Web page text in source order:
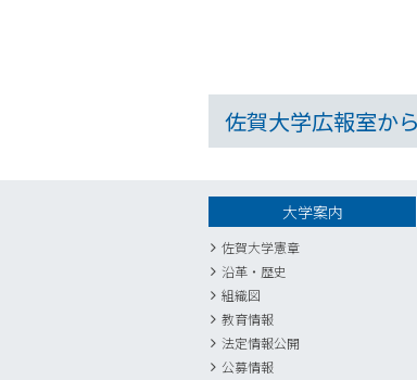
佐賀大学広報室か
大学案内
佐賀大学憲章
沿革・歴史
組織図
教育情報
法定情報公開
公募情報